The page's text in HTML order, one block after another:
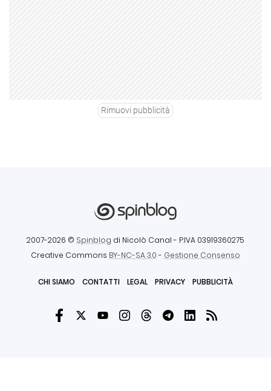
Rimuovi pubblicità
2007-2026 © Spinblog di Nicolò Canal - P.IVA 03919360275
Creative Commons BY-NC-SA 3.0- Gestione Consenso
CHI SIAMO CONTATTI LEGAL PRIVACY PUBBLICITÀ